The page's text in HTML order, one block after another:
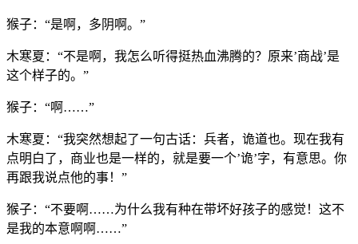
猴子：“是啊，多阴啊。”
木寒夏：“不是啊，我怎么听得挺热血沸腾的？原来’商战’是
这个样子的。”
猴子：“啊……”
木寒夏：“我突然想起了一句古话：兵者，诡道也。现在我有
点明白了，商业也是一样的，就是要一个’诡’字，有意思。你
再跟我说点他的事！”
猴子：“不要啊……为什么我有种在带坏好孩子的感觉！这不
是我的本意啊啊……”